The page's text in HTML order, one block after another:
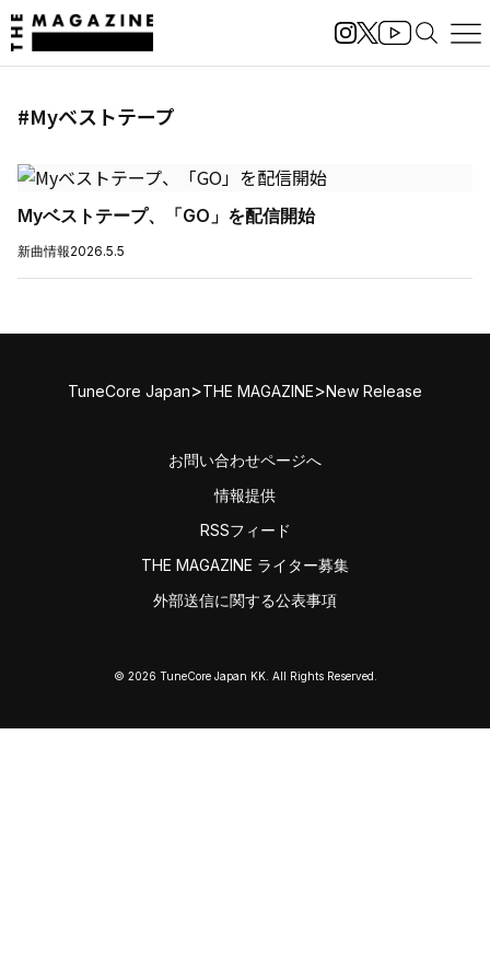
#Myベストテープ
Myベストテープ、「GO」を配信開始
新曲情報2026.5.5
TuneCore Japan>THE MAGAZINE>New Release
お問い合わせページへ
情報提供
RSSフィード
THE MAGAZINE ライター募集
外部送信に関する公表事項
© 2026 TuneCore Japan KK. All Rights Reserved.